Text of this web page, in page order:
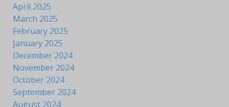
April 2025
March 2025
February 2025
January 2025
December 2024
November 2024
October 2024
September 2024
August 2024